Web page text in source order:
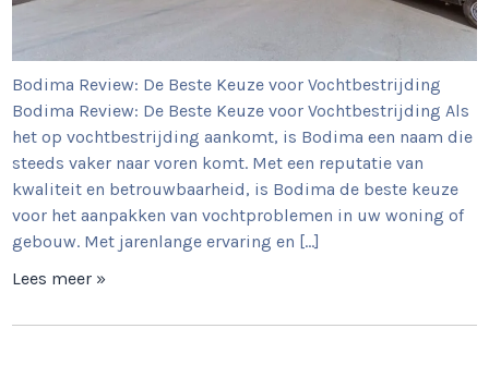
Bodima Review: De Beste Keuze voor Vochtbestrijding
Bodima Review: De Beste Keuze voor Vochtbestrijding Als
het op vochtbestrijding aankomt, is Bodima een naam die
steeds vaker naar voren komt. Met een reputatie van
kwaliteit en betrouwbaarheid, is Bodima de beste keuze
voor het aanpakken van vochtproblemen in uw woning of
gebouw. Met jarenlange ervaring en […]
Lees meer »